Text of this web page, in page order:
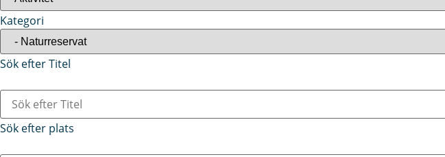
Kategori
Sök efter Titel
Sök efter plats